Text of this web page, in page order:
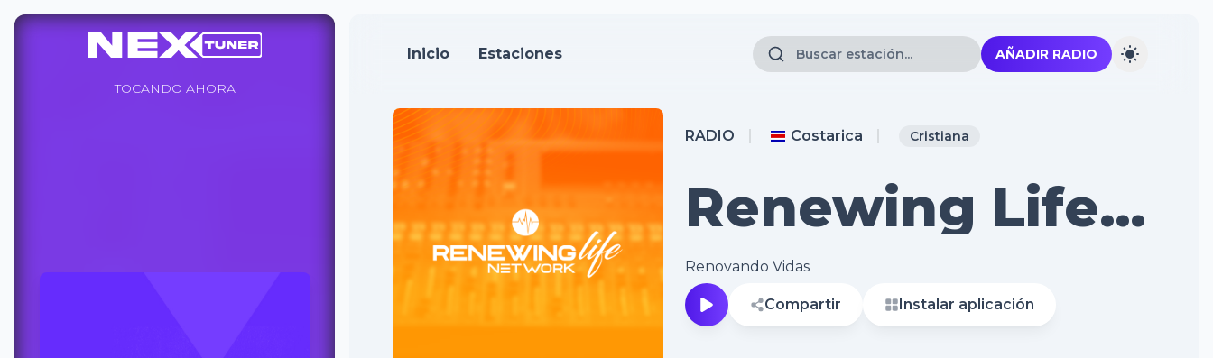
Inicio Estaciones AÑADIR RADIO
RADIO Costarica Cristiana
Renewing Life
Network
Renovando Vidas
Compartir Instalar aplicación
TOCANDO AHORA